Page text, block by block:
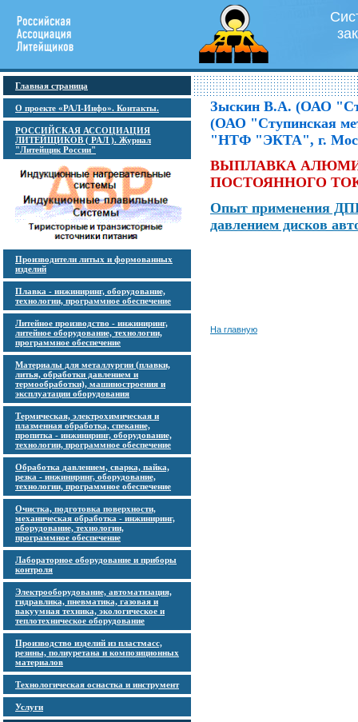
Главная страница
О проекте «РАЛ-Инфо». Контакты.
РОССИЙСКАЯ АССОЦИАЦИЯ
ЛИТЕЙЩИКОВ ( РАЛ ). Журнал
"Литейщик России"
Производители литых и формованных
изделий
Плавка - инжиниринг, оборудование,
технологии, программное обеспечение
Литейное производство - инжиниринг,
литейное оборудование, технологии,
программное обеспечение
Материалы для металлургии (плавки,
литья, обработки давлением и
термообработки), машиностроения и
эксплуатации оборудования
Термическая, электрохимическая и
плазменная обработка, спекание,
пропитка - инжиниринг, оборудование,
технологии, программное обеспечение
Обработка давлением, сварка, пайка,
резка - инжиниринг, оборудование,
технологии, программное обеспечение
Очистка, подготовка поверхности,
механическая обработка - инжиниринг,
оборудование, технологии,
программное обеспечение
Лабораторное оборудование и приборы
контроля
Электрооборудование, автоматизация,
гидравлика, пневматика, газовая и
вакуумная техника, экологическое и
теплотехническое оборудование
Производство изделий из пластмасс,
резины, полиуретана и композиционных
материалов
Технологическая оснастка и инструмент
Услуги
Зыскин В.А. (ОАО
(ОАО "Ступинская
"НТФ "ЭКТА", г.
ВЫПЛАВКА
ПОСТОЯННОГО
Опыт применения
давлением дисков
На главную